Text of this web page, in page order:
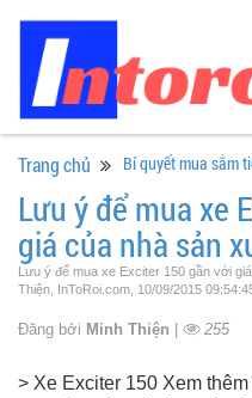
Trang chủ Bí quyết mua sắm
Lưu ý để mua xe
giá của nhà sản
Lưu ý để mua xe Exciter 150 gần với
Thiện, InToRoi.com, 10/09/2015
Đăng bởi Minh Thiện 255
> Xe Exciter 150 Xem